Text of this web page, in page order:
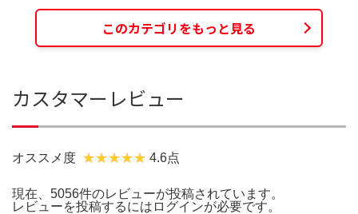
このカテゴリをもっと見る
カスタマーレビュー
オススメ度 4.6点
現在、5056件のレビューが投稿されています。
レビューを投稿するには ログインが必要です。